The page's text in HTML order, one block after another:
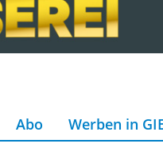
Abo Werben in